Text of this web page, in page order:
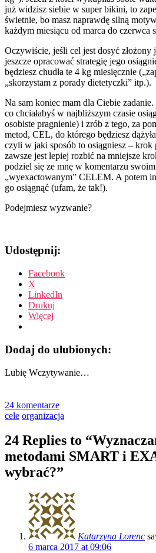
już widzisz siebie w super bikini, to
świetnie, bo masz naprawdę silną
każdym miesiącu od marca do czerwca
Oczywiście, jeśli cel jest dosyć
jeszcze opracować strategię jego
będziesz chudła te 4 kg miesięcznie
„skorzystam z porady dietetyczki” itp.).
Na sam koniec mam dla Ciebie
co chciałabyś w najbliższym czasie
osobiste pragnienie) i zrób z tego, za
metod, CEL, do którego będziesz
czyli w jaki sposób to osiągniesz – krok
zawsze jest lepiej rozbić na mniejsze
podziel się ze mnę w komentarzu
„wyexactowanym” CELEM. A potem
go osiągnąć (ufam, że tak!).
Podejmiesz wyzwanie?
Udostępnij:
Facebook
X
LinkedIn
Drukuj
Więcej
Dodaj do ulubionych:
Lubię Wczytywanie…
24 komentarze
cele organizacja
24 Replies to
metodami SMART i
wybrać?”
Katarzyna Lorenc
6 marca 2017 at 09:06